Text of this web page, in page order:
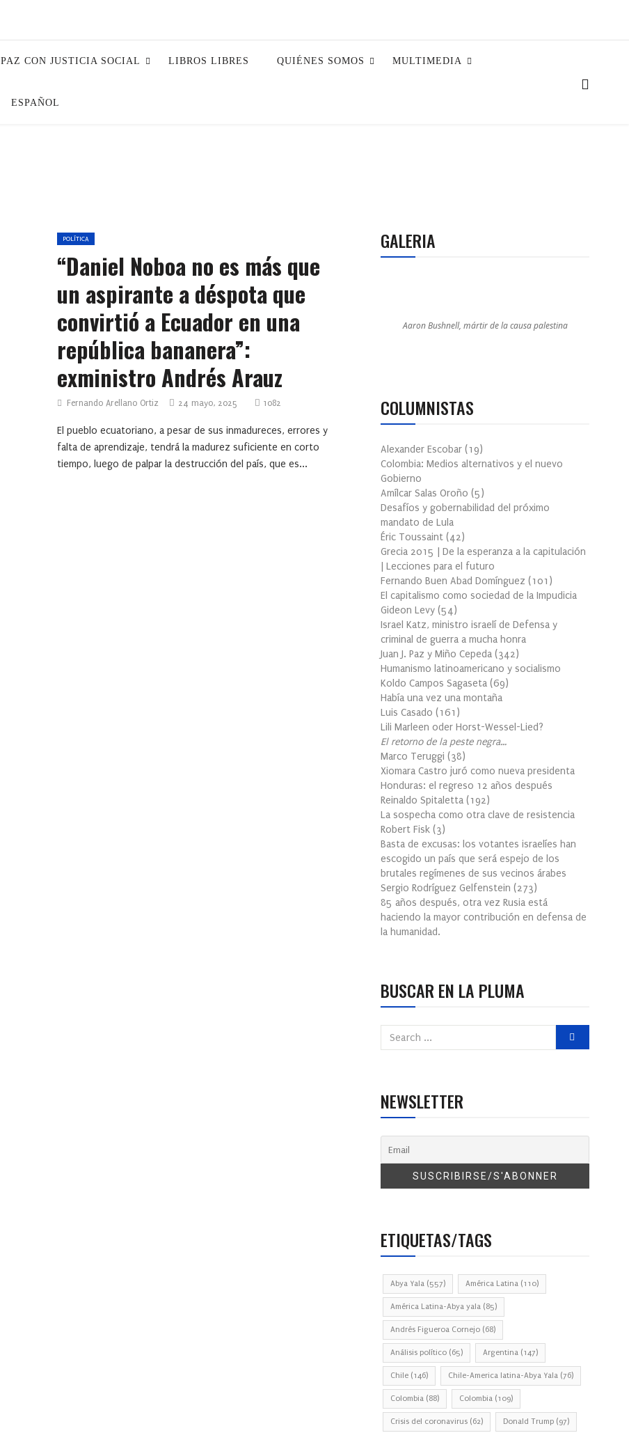
PAZ CON JUSTICIA SOCIAL LIBROS LIBRES QUIÉNES SOMOS MULTIMEDIA
ESPAÑOL
POLÍTICA
“Daniel Noboa no es más que
un aspirante a déspota que
convirtió a Ecuador en una
república bananera”:
exministro Andrés Arauz
Fernando Arellano Ortiz 24 mayo, 2025 1082
El pueblo ecuatoriano, a pesar de sus inmadureces, errores y
falta de aprendizaje, tendrá la madurez suficiente en corto
tiempo, luego de palpar la destrucción del país, que es...
GALERIA
Aaron Bushnell, mártir de la causa palestina
COLUMNISTAS
Alexander Escobar (19)
Colombia: Medios alternativos y el nuevo
Gobierno
Amílcar Salas Oroño (5)
Desafíos y gobernabilidad del próximo
mandato de Lula
Éric Toussaint (42)
Grecia 2015 | De la esperanza a la capitulación
| Lecciones para el futuro
Fernando Buen Abad Domínguez (101 )
El capitalismo como sociedad de la Impudicia
Gideon Levy (54)
Israel Katz, ministro israelí de Defensa y
criminal de guerra a mucha honra
Juan J. Paz y Miño Cepeda (342)
Humanismo latinoamericano y socialismo
Koldo Campos Sagaseta (69)
Había una vez una montaña
Luis Casado (161 )
Lili Marleen oder Horst-Wessel-Lied?
El retorno de la peste negra…
Marco Teruggi (38)
Xiomara Castro juró como nueva presidenta
Honduras: el regreso 12 años después
Reinaldo Spitaletta (192)
La sospecha como otra clave de resistencia
Robert Fisk (3)
Basta de excusas: los votantes israelíes han
escogido un país que será espejo de los
brutales regímenes de sus vecinos árabes
Sergio Rodríguez Gelfenstein (273)
85 años después, otra vez Rusia está
haciendo la mayor contribución en defensa de
la humanidad.
BUSCAR EN LA PLUMA
NEWSLETTER
ETIQUETAS/TAGS
Abya Yala (557) América Latina (110)
América Latina-Abya yala (85)
Andrés Figueroa Cornejo (68)
Análisis político (65) Argentina (147)
Chile (146) Chile-America latina-Abya Yala (76)
Colombia (88) Colombia (109)
Crisis del coronavirus (62) Donald Trump (97)